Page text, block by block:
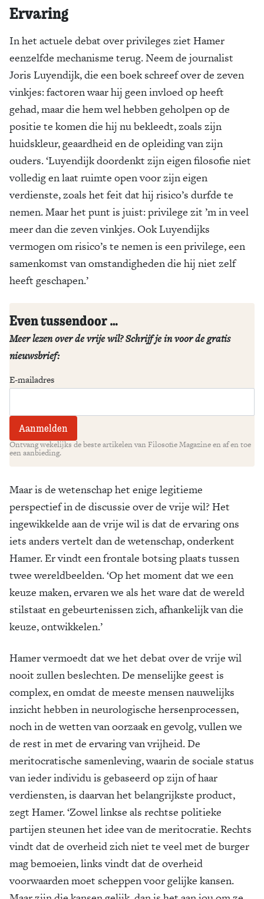
Ervaring
In het actuele debat over privileges ziet Hamer
eenzelfde mechanisme terug. Neem de journalist
Joris Luyendijk, die een boek schreef over de zeven
vinkjes: factoren waar hij geen invloed op heeft
gehad, maar die hem wel hebben geholpen op de
positie te komen die hij nu bekleedt, zoals zijn
huidskleur, geaardheid en de opleiding van zijn
ouders. ‘Luyendijk doordenkt zijn eigen filosofie niet
volledig en laat ruimte open voor zijn eigen
verdienste, zoals het feit dat hij risico’s durfde te
nemen. Maar het punt is juist: privilege zit ’m in veel
meer dan die zeven vinkjes. Ook Luyendijks
vermogen om risico’s te nemen is een privilege, een
samenkomst van omstandigheden die hij niet zelf
heeft geschapen.’
Even tussendoor …
Meer lezen over de vrije wil? Schrijf je in voor de gratis
nieuwsbrief:
E-mailadres
Ontvang wekelijks de beste artikelen van Filosofie Magazine en af en toe
een aanbieding.
Maar is de wetenschap het enige legitieme
perspectief in de discussie over de vrije wil? Het
ingewikkelde aan de vrije wil is dat de ervaring ons
iets anders vertelt dan de wetenschap, onderkent
Hamer. Er vindt een frontale botsing plaats tussen
twee wereldbeelden. ‘Op het moment dat we een
keuze maken, ervaren we als het ware dat de wereld
stilstaat en gebeurtenissen zich, afhankelijk van die
keuze, ontwikkelen.’
Hamer vermoedt dat we het debat over de vrije wil
nooit zullen beslechten. De menselijke geest is
complex, en omdat de meeste mensen nauwelijks
inzicht hebben in neurologische hersenprocessen,
noch in de wetten van oorzaak en gevolg, vullen we
de rest in met de ervaring van vrijheid. De
meritocratische samenleving, waarin de sociale status
van ieder individu is gebaseerd op zijn of haar
verdiensten, is daarvan het belangrijkste product,
zegt Hamer. ‘Zowel linkse als rechtse politieke
partijen steunen het idee van de meritocratie. Rechts
vindt dat de overheid zich niet te veel met de burger
mag bemoeien, links vindt dat de overheid
voorwaarden moet scheppen voor gelijke kansen.